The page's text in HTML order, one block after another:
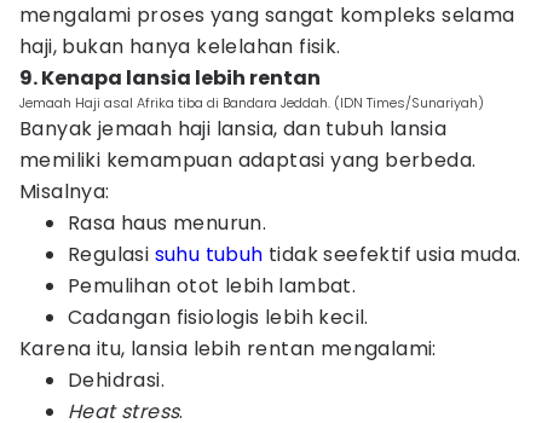
mengalami proses yang sangat kompleks selama
haji, bukan hanya kelelahan fisik.
9. Kenapa lansia lebih rentan
Jemaah Haji asal Afrika tiba di Bandara Jeddah. (IDN Times/Sunariyah)
Banyak jemaah haji lansia, dan tubuh lansia
memiliki kemampuan adaptasi yang berbeda.
Misalnya:
Rasa haus menurun.
Regulasi suhu tubuh tidak seefektif usia muda.
Pemulihan otot lebih lambat.
Cadangan fisiologis lebih kecil.
Karena itu, lansia lebih rentan mengalami:
Dehidrasi.
Heat stress.